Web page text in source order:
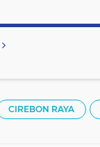
CIREBON RAYA